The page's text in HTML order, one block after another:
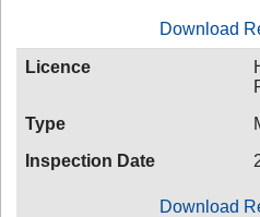
Download
Licence
Type
Inspection Date
Download